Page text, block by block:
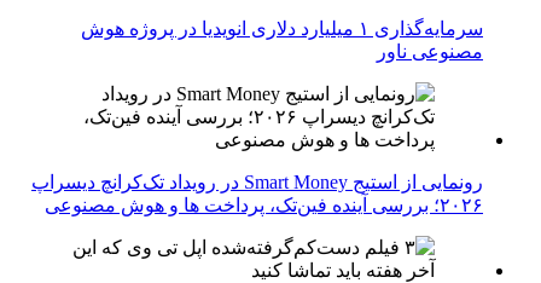
سرمایه‌گذاری ۱ میلیارد دلاری انویدیا در پروژه هوش
مصنوعی ناور
رونمایی از استیج Smart Money در رویداد تک‌کرانچ دیسراپ
۲۰۲۶؛ بررسی آینده فین‌تک، پرداخت‌ ها و هوش مصنوعی